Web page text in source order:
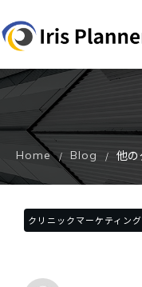
Home / Blog /
クリニックマーケティング